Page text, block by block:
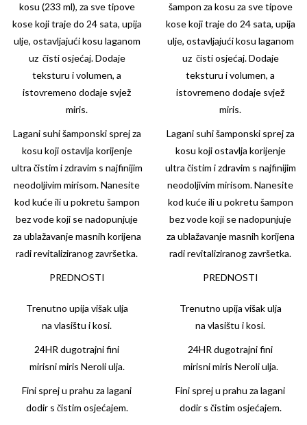
kosu (233 ml), za sve tipove
kose koji traje do 24 sata, upija
ulje, ostavljajući kosu laganom
uz čisti osjećaj. Dodaje
teksturu i volumen, a
istovremeno dodaje svjež
miris.
Lagani suhi šamponski sprej za
kosu koji ostavlja korijenje
ultra čistim i zdravim s najfinijim
neodoljivim mirisom. Nanesite
kod kuće ili u pokretu šampon
bez vode koji se nadopunjuje
za ublažavanje masnih korijena
radi revitaliziranog završetka.
PREDNOSTI
Trenutno upija višak ulja
na vlasištu i kosi.
24HR dugotrajni fini
mirisni miris Neroli ulja.
Fini sprej u prahu za lagani
dodir s čistim osjećajem.
šampon za kosu za sve tipove
kose koji traje do 24 sata, upija
ulje, ostavljajući kosu laganom
uz čisti osjećaj. Dodaje
teksturu i volumen, a
istovremeno dodaje svjež
miris.
Lagani suhi šamponski sprej za
kosu koji ostavlja korijenje
ultra čistim i zdravim s najfinijim
neodoljivim mirisom. Nanesite
kod kuće ili u pokretu šampon
bez vode koji se nadopunjuje
za ublažavanje masnih korijena
radi revitaliziranog završetka.
PREDNOSTI
Trenutno upija višak ulja
na vlasištu i kosi.
24HR dugotrajni fini
mirisni miris Neroli ulja.
Fini sprej u prahu za lagani
dodir s čistim osjećajem.